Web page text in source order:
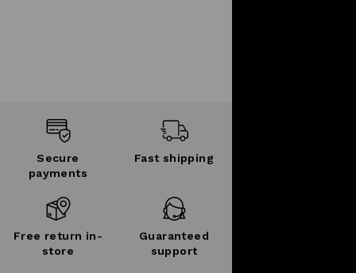
Secure
payments
Fast shipping
Free return in-
store
Guaranteed
support